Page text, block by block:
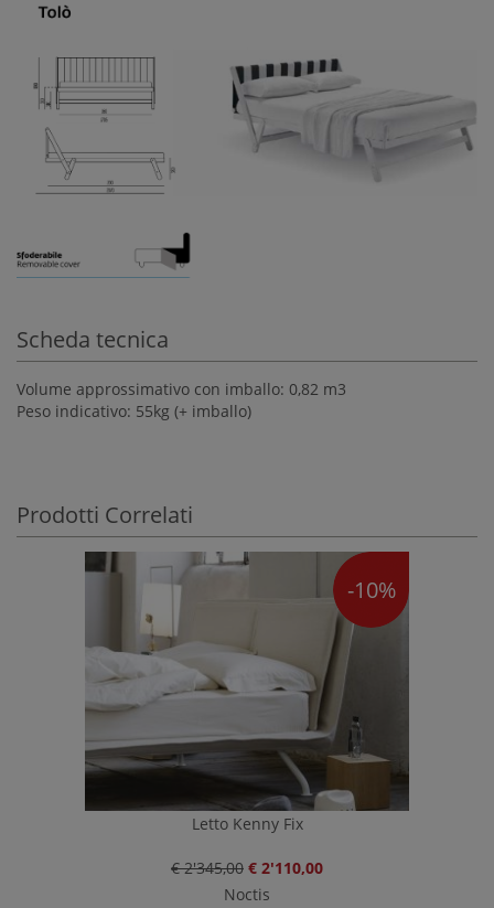
Scheda tecnica
Volume approssimativo con imballo: 0,82 m3
Peso indicativo: 55kg (+ imballo)
Prodotti Correlati
-10%
Letto Kenny Fix
€ 2'345,00 € 2'110,00
Noctis